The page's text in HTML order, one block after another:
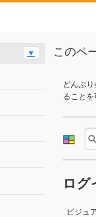
このペ
どんぶ
ること
ロ
ビジュ
▼